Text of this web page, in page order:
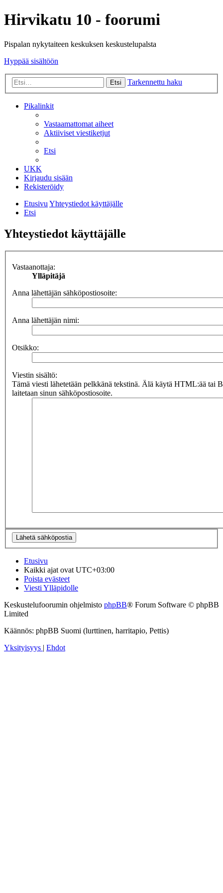
Hirvikatu 10 - foorumi
Pispalan nykytaiteen keskuksen keskustelupalsta
Hyppää sisältöön
Etsi Tarkennettu haku
Pikalinkit
Vastaamattomat aiheet
Aktiiviset viestiketjut
Etsi
UKK
Kirjaudu sisään
Rekisteröidy
EtusivuYhteystiedot käyttäjälle
Etsi
Yhteystiedot käyttäjälle
Vastaanottaja:
Ylläpitäjä
Anna lähettäjän sähköpostiosoite:
Anna lähettäjän nimi:
Otsikko:
Viestin sisältö:
Tämä viesti lähetetään pelkkänä tekstinä. Älä käytä HTML:ää tai
laitetaan sinun sähköpostiosoite.
Etusivu
Kaikki ajat ovatUTC+03:00
Poista evästeet
Viesti Ylläpidolle
Keskustelufoorumin ohjelmisto phpBB® Forum Software © phpBB
Limited
Käännös: phpBB Suomi (lurttinen, harritapio, Pettis)
Yksityisyys
Ehdot